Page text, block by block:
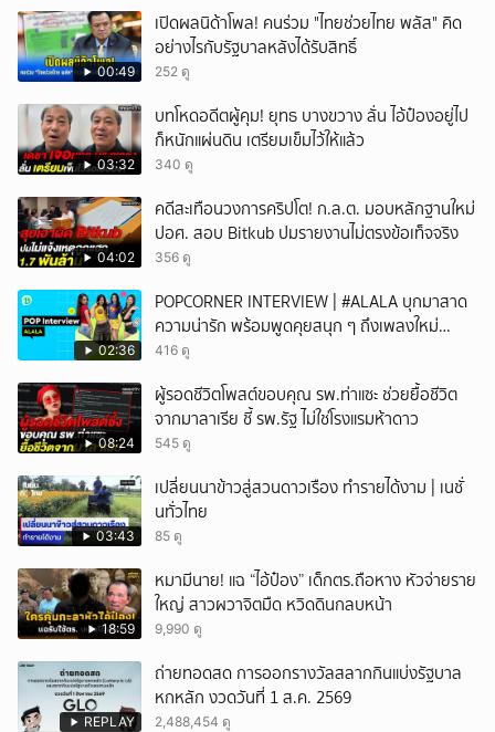
00:49
เปิดผลนิด้าโพล! คนร่วม "ไทยช่วยไทย พลัส" คิด
อย่างไรกับรัฐบาลหลังได้รับสิทธิ์
252 ดู
03:32
บทโหดอดีตผู้คุม! ยุทธ บางขวาง ลั่น ไอ้ป๋องอยู่ไป
ก็หนักแผ่นดิน เตรียมเข็มไว้ให้แล้ว
340 ดู
04:02
คดีสะเทือนวงการคริปโต! ก.ล.ต. มอบหลักฐานใหม่
ปอศ. สอบ Bitkub ปมรายงานไม่ตรงข้อเท็จจริง
356 ดู
02:36
POPCORNER INTERVIEW | #ALALA บุกมาสาด
ความน่ารัก พร้อมพูดคุยสนุก ๆ ถึงเพลงใหม่
'ON&OFF'
416 ดู
08:24
ผู้รอดชีวิตโพสต์ขอบคุณ รพ.ท่าแซะ ช่วยยื้อชีวิต
จากมาลาเรีย ชี้ รพ.รัฐ ไม่ใช่โรงแรมห้าดาว
545 ดู
03:43
เปลี่ยนนาข้าวสู่สวนดาวเรือง ทำรายได้งาม | เนชั่
นทั่วไทย
85 ดู
18:59
หมามีนาย! แฉ “ไอ้ป๋อง” เด็กตร.ถือหาง หัวจ่ายราย
ใหญ่ สาวผวาจิตมืด หวิดดินกลบหน้า
9,990 ดู
REPLAY
ถ่ายทอดสด การออกรางวัลสลากกินแบ่งรัฐบาล
หกหลัก งวดวันที่ 1 ส.ค. 2569
2,488,454 ดู